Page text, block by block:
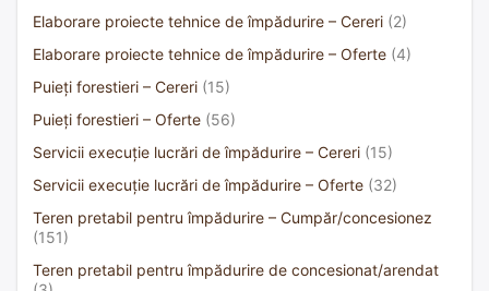
Elaborare proiecte tehnice de împădurire – Cereri (2)
Elaborare proiecte tehnice de împădurire – Oferte (4)
Puieți forestieri – Cereri (15)
Puieți forestieri – Oferte (56)
Servicii execuție lucrări de împădurire – Cereri (15)
Servicii execuție lucrări de împădurire – Oferte (32)
Teren pretabil pentru împădurire – Cumpăr/concesionez
(151)
Teren pretabil pentru împădurire de concesionat/arendat